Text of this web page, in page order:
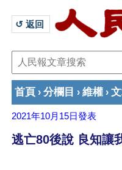
↺ 返回
首頁 › 分欄目 › 維權 ›
2021年10月15日發表
逃亡80後說 良知讓